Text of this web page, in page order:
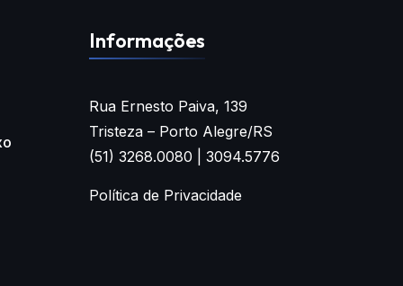
Informações
Rua Ernesto Paiva, 139
Tristeza – Porto Alegre/RS
(51) 3268.0080 | 3094.5776
Política de Privacidade